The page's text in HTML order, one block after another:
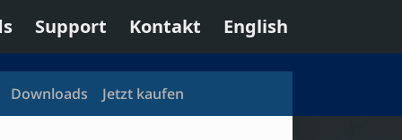
Support Kontakt English
Downloads Jetzt kaufen